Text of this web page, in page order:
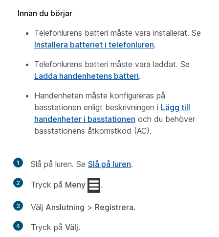
Innan du börjar
Telefonlurens batteri måste vara installerat. Se
Installera batteriet i telefonluren.
Telefonlurens batteri måste vara laddat. Se
Ladda handenhetens batteri.
Handenheten måste konfigureras på
basstationen enligt beskrivningen i Lägg till
handenheter i basstationen och du behöver
basstationens åtkomstkod (AC).
1 Slå på luren. Se Slå på luren.
2 Tryck på Meny .
3 Välj Anslutning > Registrera.
4 Tryck på Välj.